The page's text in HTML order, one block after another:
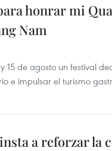
honrar mi
Nam
15 de agosto un festival
e impulsar el turismo
a reforzar la